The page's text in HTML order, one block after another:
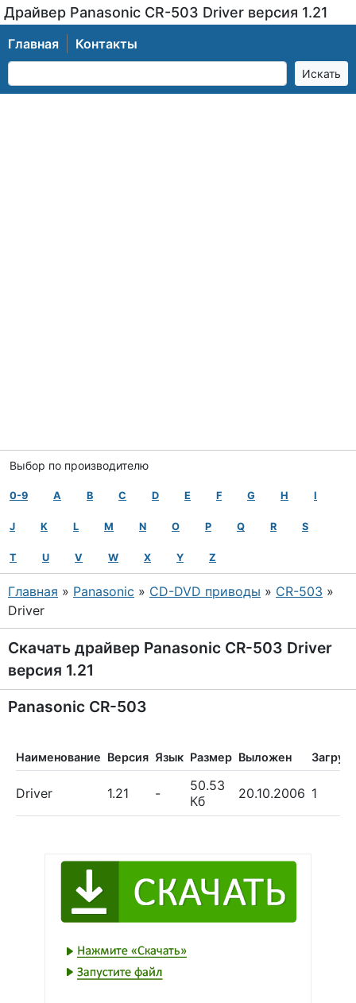
Драйвер Panasonic CR-503 Driver версия 1.21
Главная Контакты
Выбор по производителю
0-9 A B C D E F G H I
J K L M N O P Q R S
T U V W X Y Z
Главная » Panasonic » CD-DVD приводы » CR-503 »
Driver
Скачать драйвер Panasonic CR-503 Driver
версия 1.21
Panasonic CR-503
Наименование Версия Язык Размер Выложен
Driver 1.21 -
50.53
Кб
20.10.2006 1